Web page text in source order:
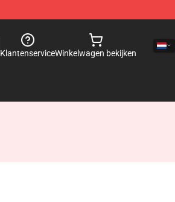
KlantenserviceWinkelwagen bekijken